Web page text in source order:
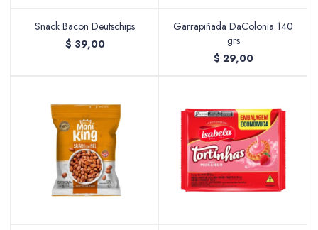
Snack Bacon Deutschips
$ 39,00
Garrapiñada DaColonia 140
grs
$ 29,00
Maquillaje
Cotillón y Sorpresitas